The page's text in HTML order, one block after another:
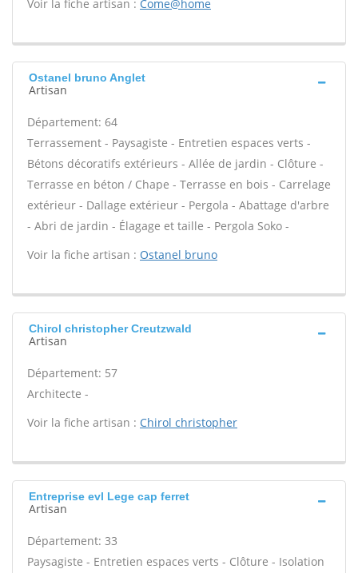
Voir la fiche artisan : Come@home
Ostanel bruno Anglet
Artisan
Département: 64
Terrassement - Paysagiste - Entretien espaces verts -
Bétons décoratifs extérieurs - Allée de jardin - Clôture -
Terrasse en béton / Chape - Terrasse en bois - Carrelage
extérieur - Dallage extérieur - Pergola - Abattage d'arbre
- Abri de jardin - Élagage et taille - Pergola Soko -
Voir la fiche artisan : Ostanel bruno
Chirol christopher Creutzwald
Artisan
Département: 57
Architecte -
Voir la fiche artisan : Chirol christopher
Entreprise evl Lege cap ferret
Artisan
Département: 33
Paysagiste - Entretien espaces verts - Clôture - Isolation